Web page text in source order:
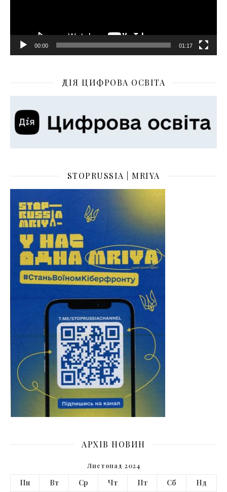
00:00 01:17
ДІЯ ЦИФРОВА ОСВІТА
STOPRUSSIA | MRIYA
АРХІВ НОВИН
Листопад 2024
Пн Вт Ср Чт Пт Сб Нд